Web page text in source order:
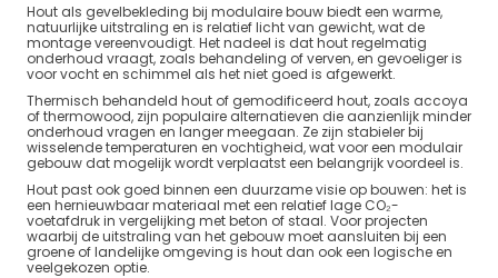
Hout als gevelbekleding bij modulaire bouw biedt een warme,
natuurlijke uitstraling en is relatief licht van gewicht, wat de
montage vereenvoudigt. Het nadeel is dat hout regelmatig
onderhoud vraagt, zoals behandeling of verven, en gevoeliger is
voor vocht en schimmel als het niet goed is afgewerkt.
Thermisch behandeld hout of gemodificeerd hout, zoals accoya
of thermowood, zijn populaire alternatieven die aanzienlijk minder
onderhoud vragen en langer meegaan. Ze zijn stabieler bij
wisselende temperaturen en vochtigheid, wat voor een modulair
gebouw dat mogelijk wordt verplaatst een belangrijk voordeel is.
Hout past ook goed binnen een duurzame visie op bouwen: het is
een hernieuwbaar materiaal met een relatief lage CO₂-
voetafdruk in vergelijking met beton of staal. Voor projecten
waarbij de uitstraling van het gebouw moet aansluiten bij een
groene of landelijke omgeving is hout dan ook een logische en
veelgekozen optie.